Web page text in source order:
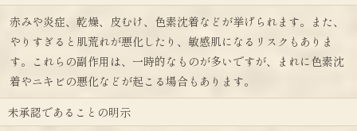
赤みや炎症、乾燥、皮むけ、色素沈着などが挙げられます。また、
やりすぎると肌荒れが悪化したり、敏感肌になるリスクもありま
す。これらの副作用は、一時的なものが多いですが、まれに色素沈
着やニキビの悪化などが起こる場合もあります。
未承認であることの明示